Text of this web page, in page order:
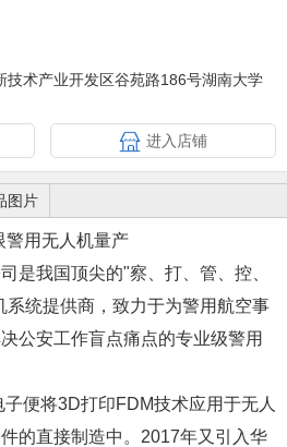
技术产业开发区谷苑路186号湖南大学
进入店铺
图片
用无人机量产
我国顶尖的"察、打、管、控、
统提供商，致力于为警用航空事
公安工作盲点痛点的专业级警用
将3D打印FDM技术应用于无人
的直接制造中。2017年又引入华